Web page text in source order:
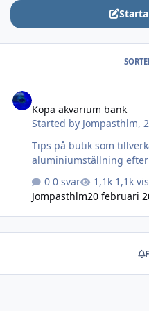
Köpa akvarium bänk
Started by Jompasthlm,
Tips på butik som
aluminiumställning
0 svar
1,1k
Jompasthlm20 februari